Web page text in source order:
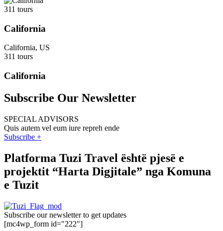
311 tours
California
California, US
311 tours
California
Subscribe Our Newsletter
SPECIAL ADVISORS
Quis autem vel eum iure repreh ende
Subscribe +
Platforma Tuzi Travel është pjesë e
projektit “Harta Digjitale” nga Komuna
e Tuzit
Subscribe our newsletter to get updates
[mc4wp_form id="222"]